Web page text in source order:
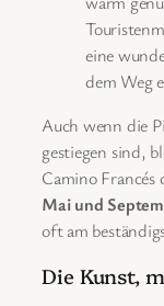
eine
dem Weg
Auch wenn die
gestiegen sind,
Camino
Mai und
oft am
Die Kunst,